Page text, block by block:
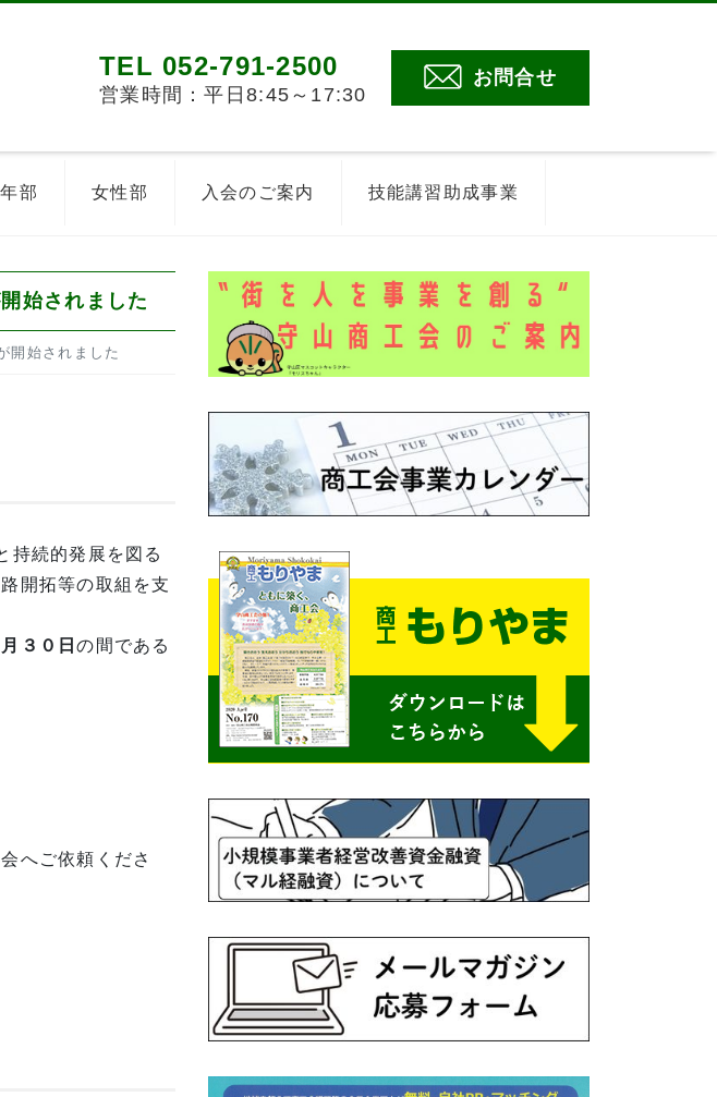
TEL 052-791-2500
営業時間：平日8:45～17:30
お問合せ
部 女性部 入会のご案内 技能講習助成事業
始されました
開始されました
持続的発展を図る
開拓等の取組を支
３０日の間である
へご依頼くださ